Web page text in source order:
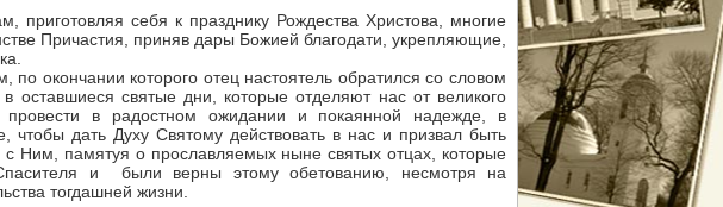
приготовляя себя к празднику Рождества Христова, многие
Причастия, приняв дары Божией благодати, укрепляющие,
окончании которого отец настоятель обратился со словом
святые дни, которые отделяют нас от великого
провести в радостном ожидании и покаянной надежде, в
дать Духу Святому действовать в нас и призвал быть
Ним, памятуя о прославляемых ныне святых отцах, которые
и были верны этому обетованию, несмотря на
тогдашней жизни.